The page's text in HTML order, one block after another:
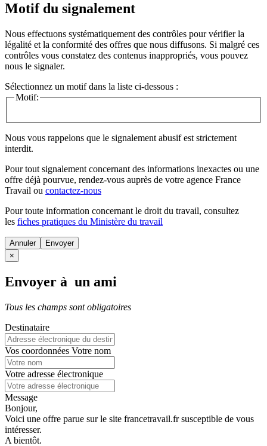
Motif du signalement
Nous effectuons systématiquement des contrôles pour vérifier la
légalité et la conformité des offres que nous diffusons. Si malgré ces
contrôles vous constatez des contenus inappropriés, vous pouvez
nous le signaler.
Sélectionnez un motif dans la liste ci-dessous :
Motif:
Nous vous rappelons que le signalement abusif est strictement
interdit.
Pour tout signalement concernant des informations inexactes ou une
offre déjà pourvue, rendez-vous auprès de votre agence France
Travail ou contactez-nous
Pour toute information concernant le droit du travail, consultez
les fiches pratiques du Ministère du travail
Annuler
×
Envoyer à un ami
Tous les champs sont obligatoires
Destinataire
Vos coordonnées Votre nom
Votre adresse électronique
Message
Bonjour,
Voici une offre parue sur le site francetravail.fr susceptible de vous
intéresser.
A bientôt.